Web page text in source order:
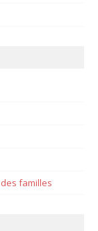
familles